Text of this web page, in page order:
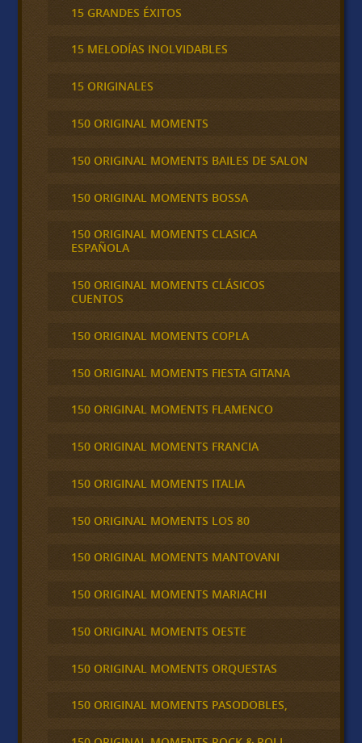
15 GRANDES ÉXITOS
15 MELODÍAS INOLVIDABLES
15 ORIGINALES
150 ORIGINAL MOMENTS
150 ORIGINAL MOMENTS BAILES DE SALON
150 ORIGINAL MOMENTS BOSSA
150 ORIGINAL MOMENTS CLASICA
ESPAÑOLA
150 ORIGINAL MOMENTS CLÁSICOS
CUENTOS
150 ORIGINAL MOMENTS COPLA
150 ORIGINAL MOMENTS FIESTA GITANA
150 ORIGINAL MOMENTS FLAMENCO
150 ORIGINAL MOMENTS FRANCIA
150 ORIGINAL MOMENTS ITALIA
150 ORIGINAL MOMENTS LOS 80
150 ORIGINAL MOMENTS MANTOVANI
150 ORIGINAL MOMENTS MARIACHI
150 ORIGINAL MOMENTS OESTE
150 ORIGINAL MOMENTS ORQUESTAS
150 ORIGINAL MOMENTS PASODOBLES,